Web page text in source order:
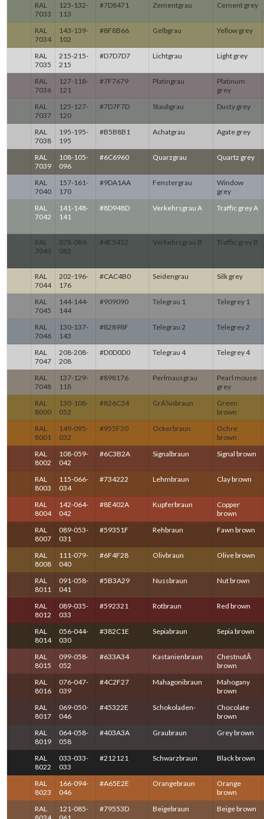
RAL
7033
125-132-
113
#7D8471 Zementgrau Cement grey
RAL
7034
143-139-
102
#8F8B66 Gelbgrau Yellow grey
RAL
7035
215-215-
215
#D7D7D7 Lichtgrau Light grey
RAL
7036
127-118-
121
#7F7679 Platingrau
Platinum
grey
RAL
7037
125-127-
120
#7D7F7D Staubgrau Dusty grey
RAL
7038
195-195-
195
#B5B8B1 Achatgrau Agate grey
RAL
7039
108-105-
096
#6C6960 Quarzgrau Quartz grey
RAL
7040
157-161-
170
#9DA1AA Fenstergrau
Window
grey
RAL
7042
141-148-
141
#8D948D Verkehrsgrau A Traffic grey A
RAL
7043
078-084-
082
#4E5452 Verkehrsgrau B Traffic grey B
RAL
7044
202-196-
176
#CAC4B0 Seidengrau Silk grey
RAL
7045
144-144-
144
#909090 Telegrau 1 Telegrey 1
RAL
7046
130-137-
143
#82898F Telegrau 2 Telegrey 2
RAL
7047
208-208-
208
#D0D0D0 Telegrau 4 Telegrey 4
RAL
7048
137-129-
118
#898176 Perlmausgrau
Pearl mouse
grey
RAL
8000
130-108-
052
#826C34 GrÃ¼nbraun
Green
brown
RAL
8001
149-095-
032
#955F20 Ockerbraun
Ochre
brown
RAL
8002
108-059-
042
#6C3B2A Signalbraun Signal brown
RAL
8003
115-066-
034
#734222 Lehmbraun Clay brown
RAL
8004
142-064-
042
#8E402A Kupferbraun
Copper
brown
RAL
8007
089-053-
031
#59351F Rehbraun Fawn brown
RAL
8008
111-079-
040
#6F4F28 Olivbraun Olive brown
RAL
8011
091-058-
041
#5B3A29 Nussbraun Nut brown
RAL
8012
089-035-
033
#592321 Rotbraun Red brown
RAL
8014
056-044-
030
#382C1E Sepiabraun Sepia brown
RAL
8015
099-058-
052
#633A34 Kastanienbraun
ChestnutÂ
brown
RAL
8016
076-047-
039
#4C2F27 Mahagonibraun
Mahogany
brown
RAL
8017
069-050-
046
#45322E Schokoladen-
Chocolate
brown
RAL
8019
064-058-
058
#403A3A Graubraun Grey brown
RAL
8022
033-033-
033
#212121 Schwarzbraun Black brown
RAL
8023
166-094-
046
#A65E2E Orangebraun
Orange
brown
RAL
121-085-
#79553D Beigebraun Beige brown